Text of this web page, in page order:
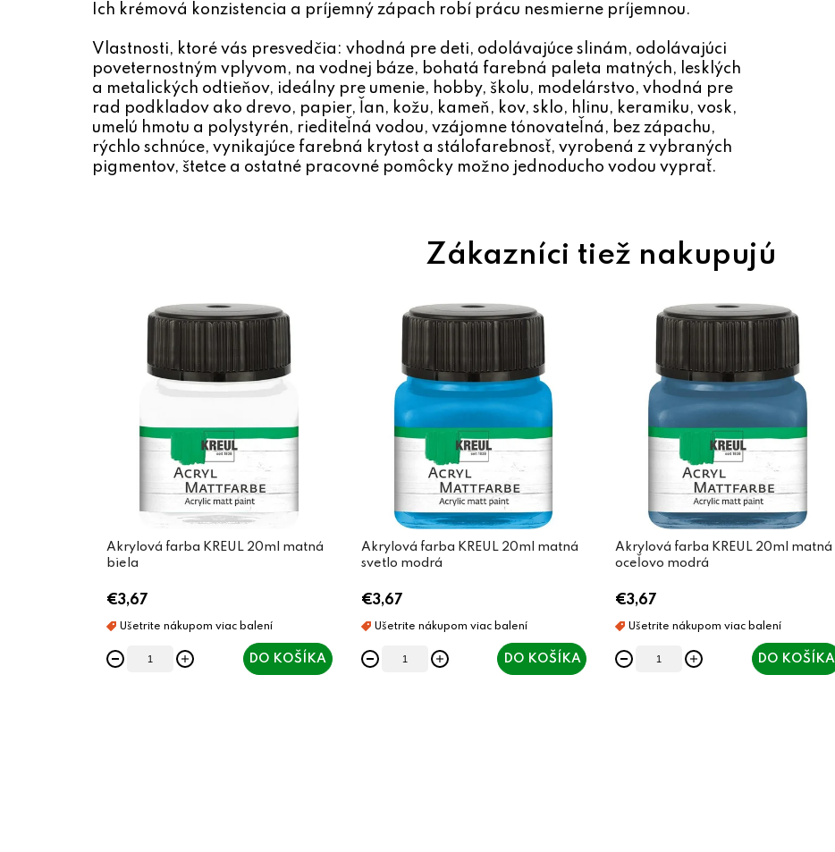
Ich krémová konzistencia a príjemný zápach robí prácu nesmierne príjemnou.
Vlastnosti, ktoré vás presvedčia: vhodná pre deti, odolávajúce slinám, odolávajúci
poveternostným vplyvom, na vodnej báze, bohatá farebná paleta matných, lesklých
a metalických odtieňov, ideálny pre umenie, hobby, školu, modelárstvo, vhodná pre
rad podkladov ako drevo, papier, ľan, kožu, kameň, kov, sklo, hlinu, keramiku, vosk,
umelú hmotu a polystyrén, riediteľná vodou, vzájomne tónovateľná, bez zápachu,
rýchlo schnúce, vynikajúce farebná krytost a stálofarebnosť, vyrobená z vybraných
pigmentov, štetce a ostatné pracovné pomôcky možno jednoducho vodou vyprať.
Akrylová farba KREUL 20ml matná
biela
€3,67
DO KOŠÍKA
Akrylová farba KREUL 20ml matná
svetlo modrá
€3,67
DO KOŠÍKA
Akrylová farba KREUL 20ml matná
oceľovo modrá
€3,67
DO KOŠÍKA